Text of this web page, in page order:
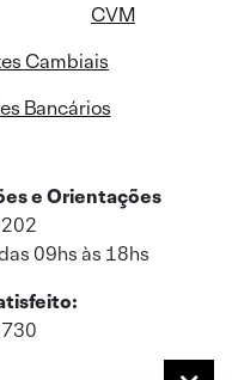
CVM
Cambiais
Bancários
e Orientações
09hs às 18hs